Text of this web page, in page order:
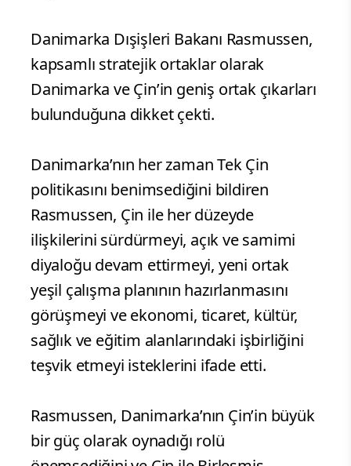
Danimarka Dışişleri Bakanı Rasmussen,
kapsamlı stratejik ortaklar olarak
Danimarka ve Çin’in geniş ortak çıkarları
bulunduğuna dikket çekti.
Danimarka’nın her zaman Tek Çin
politikasını benimsediğini bildiren
Rasmussen, Çin ile her düzeyde
ilişkilerini sürdürmeyi, açık ve samimi
diyaloğu devam ettirmeyi, yeni ortak
yeşil çalışma planının hazırlanmasını
görüşmeyi ve ekonomi, ticaret, kültür,
sağlık ve eğitim alanlarındaki işbirliğini
teşvik etmeyi isteklerini ifade etti.
Rasmussen, Danimarka’nın Çin’in büyük
bir güç olarak oynadığı rolü